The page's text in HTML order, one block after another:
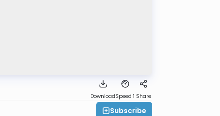
DownloadSpeed 1 Share
Subscribe